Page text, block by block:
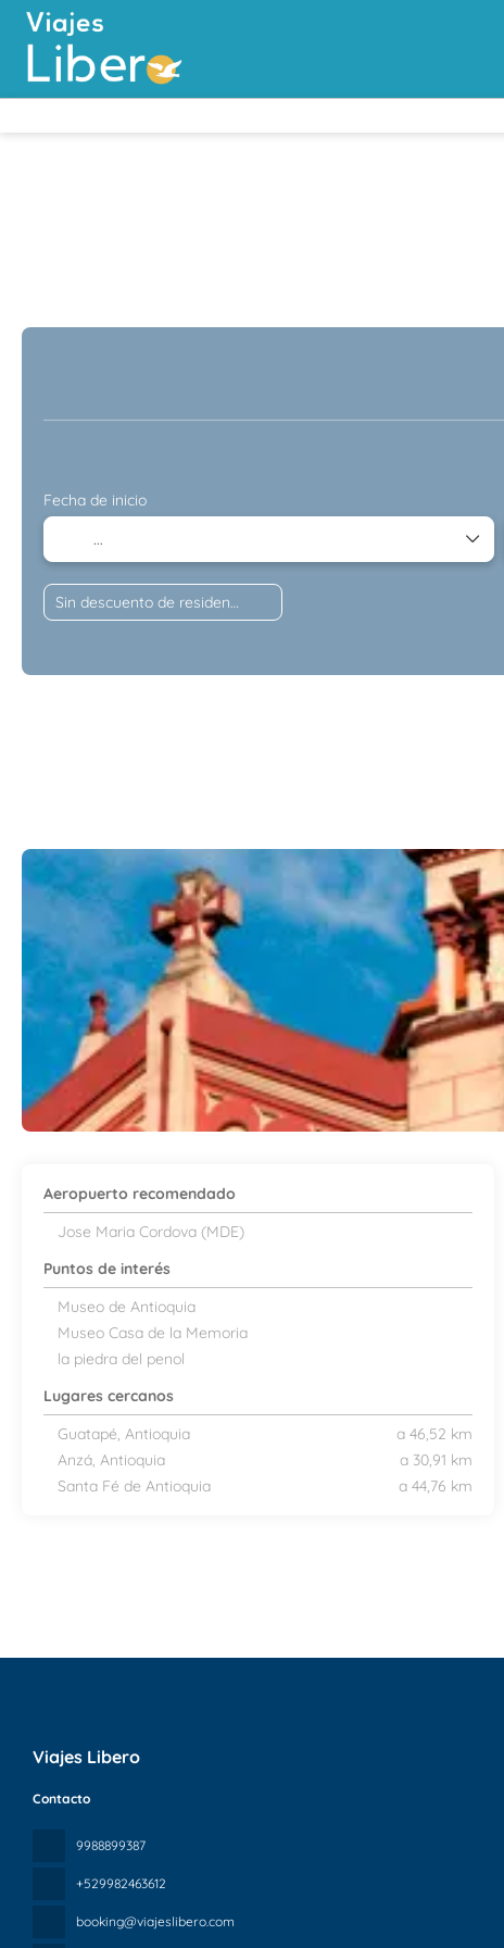
Fecha de inicio
Aeropuerto recomendado
Jose Maria Cordova (MDE)
Puntos de interés
Museo de Antioquia
Museo Casa de la Memoria
la piedra del penol
Lugares cercanos
Guatapé, Antioquia
a 46,52 km
Anzá, Antioquia
a 30,91 km
Santa Fé de Antioquia
a 44,76 km
Viajes Libero
Contacto
9988899387
+529982463612
booking@viajeslibero.com